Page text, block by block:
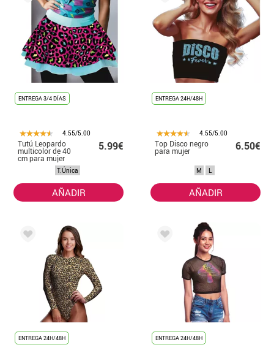
ENTREGA 3/4 DÍAS
4.55/5.00
Tutú Leopardo
multicolor de 40
cm para mujer
5.99€
T.Única
AÑADIR
ENTREGA 24H/48H
4.55/5.00
Top Disco negro
para mujer 6.50€
M L
AÑADIR
ENTREGA 24H/48H ENTREGA 24H/48H